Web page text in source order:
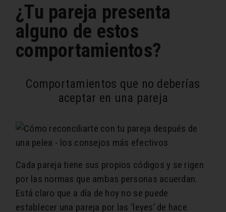
¿Tu pareja presenta
alguno de estos
comportamientos?
Comportamientos que no deberías
aceptar en una pareja
Cada pareja tiene sus propios códigos y se rigen
por las normas que ambas personas acuerdan.
Está claro que a día de hoy no se puede
establecer una pareja por las ‘leyes’ de hace